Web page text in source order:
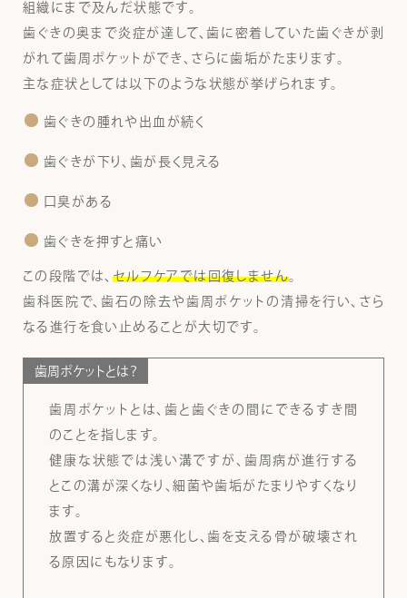
組織にまで及んだ状態です。
歯ぐきの奥まで炎症が達して、歯に密着していた歯ぐきが剥
がれて歯周ポケットができ、さらに歯垢がたまります。
主な症状としては以下のような状態が挙げられます。
歯ぐきの腫れや出血が続く
歯ぐきが下り、歯が長く見える
口臭がある
歯ぐきを押すと痛い
この段階では、 セルフケアでは回復しません。
歯科医院で、歯石の除去や歯周ポケットの清掃を行い、さら
なる進行を食い止めることが大切です。
歯周ポケットとは？
歯周ポケットとは、歯と歯ぐきの間にできるすき間
のことを指します。
健康な状態では浅い溝ですが、歯周病が進行する
とこの溝が深くなり、細菌や歯垢がたまりやすくなり
ます。
放置すると炎症が悪化し、歯を支える骨が破壊され
る原因にもなります。